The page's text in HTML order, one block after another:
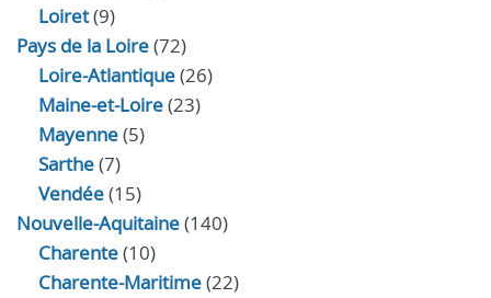
Loiret(9)
Pays de la Loire(72)
Loire-Atlantique(26)
Maine-et-Loire(23)
Mayenne(5)
Sarthe(7)
Vendée(15)
Nouvelle-Aquitaine(140)
Charente(10)
Charente-Maritime(22)